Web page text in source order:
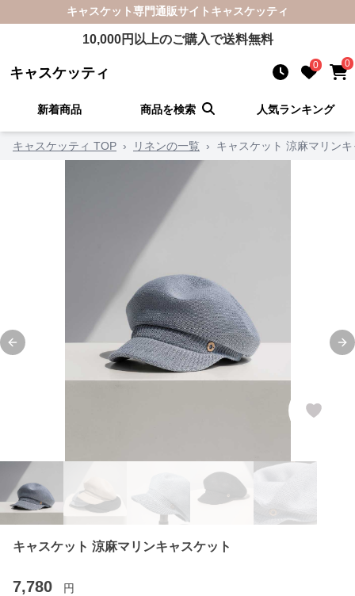
キャスケット専門通販サイト キャスケッティ
10,000円以上のご購入で送料無料
キャスケッティ 0 0
新着商品 商品を検索 人気ランキング
キャスケッティ TOP › リネンの一覧 › キャスケット 涼麻マリン
Previous slide
キャスケット 涼麻マリンキャスケット
7,780 円